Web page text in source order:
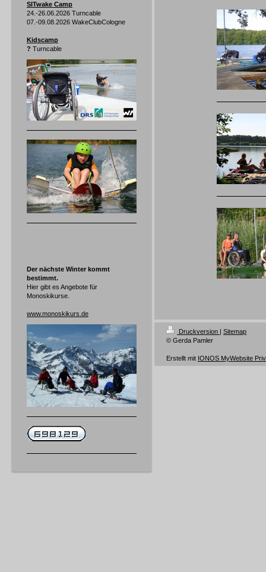
SITwake Camp
24.-26.06.2026 Turncable
07.-09.08.2026 WakeClubCologne
Kidscamp
? Turncable
Der nächste Winter kommt
bestimmt.
Hier gibt es Angebote für
Monoskikurse.
www.monoskikurs.de
Druckversion | Sitemap
© Gerda Pamler
Erstellt mit IONOS MyWebsite